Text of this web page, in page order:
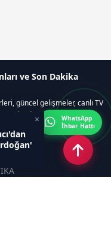
×
ve Son Dakika
güncel gelişmeler, canlı TV
tek adreste.
WhatsApp
İhbar Hattı